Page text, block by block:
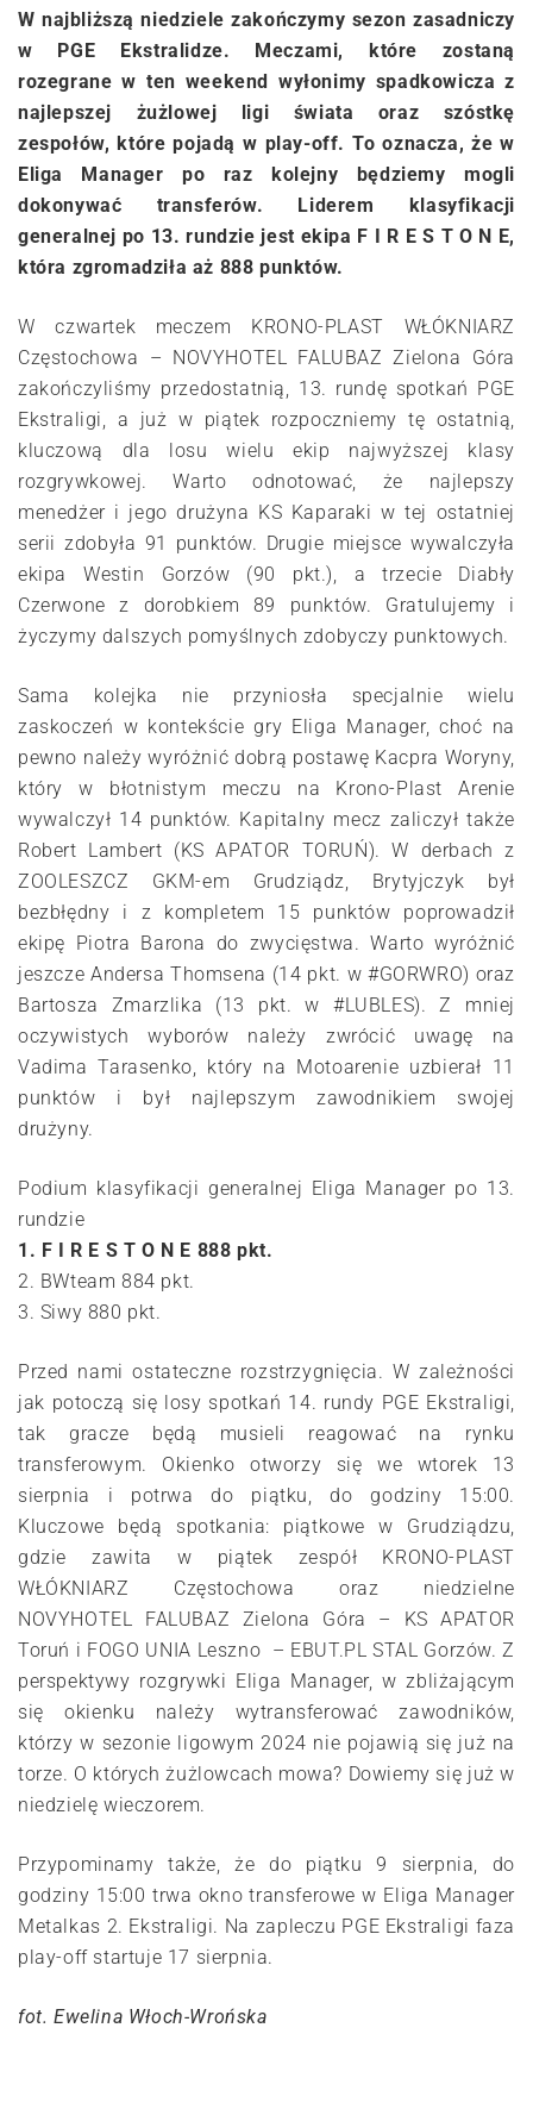
W najbliższą niedziele zakończymy sezon zasadniczy
w PGE Ekstralidze. Meczami, które zostaną
rozegrane w ten weekend wyłonimy spadkowicza z
najlepszej żużlowej ligi świata oraz szóstkę
zespołów, które pojadą w play-off. To oznacza, że w
Eliga Manager po raz kolejny będziemy mogli
dokonywać transferów. Liderem klasyfikacji
generalnej po 13. rundzie jest ekipa F I R E S T O N E,
która zgromadziła aż 888 punktów.
W czwartek meczem KRONO-PLAST WŁÓKNIARZ
Częstochowa – NOVYHOTEL FALUBAZ Zielona Góra
zakończyliśmy przedostatnią, 13. rundę spotkań PGE
Ekstraligi, a już w piątek rozpoczniemy tę ostatnią,
kluczową dla losu wielu ekip najwyższej klasy
rozgrywkowej. Warto odnotować, że najlepszy
menedżer i jego drużyna KS Kaparaki w tej ostatniej
serii zdobyła 91 punktów. Drugie miejsce wywalczyła
ekipa Westin Gorzów (90 pkt.), a trzecie Diabły
Czerwone z dorobkiem 89 punktów. Gratulujemy i
życzymy dalszych pomyślnych zdobyczy punktowych.
Sama kolejka nie przyniosła specjalnie wielu
zaskoczeń w kontekście gry Eliga Manager, choć na
pewno należy wyróżnić dobrą postawę Kacpra Woryny,
który w błotnistym meczu na Krono-Plast Arenie
wywalczył 14 punktów. Kapitalny mecz zaliczył także
Robert Lambert (KS APATOR TORUŃ). W derbach z
ZOOLESZCZ GKM-em Grudziądz, Brytyjczyk był
bezbłędny i z kompletem 15 punktów poprowadził
ekipę Piotra Barona do zwycięstwa. Warto wyróżnić
jeszcze Andersa Thomsena (14 pkt. w #GORWRO) oraz
Bartosza Zmarzlika (13 pkt. w #LUBLES). Z mniej
oczywistych wyborów należy zwrócić uwagę na
Vadima Tarasenko, który na Motoarenie uzbierał 11
punktów i był najlepszym zawodnikiem swojej
drużyny.
Podium klasyfikacji generalnej Eliga Manager po 13.
rundzie
1. F I R E S T O N E 888 pkt.
2. BWteam 884 pkt.
3. Siwy 880 pkt.
Przed nami ostateczne rozstrzygnięcia. W zależności
jak potoczą się losy spotkań 14. rundy PGE Ekstraligi,
tak gracze będą musieli reagować na rynku
transferowym. Okienko otworzy się we wtorek 13
sierpnia i potrwa do piątku, do godziny 15:00.
Kluczowe będą spotkania: piątkowe w Grudziądzu,
gdzie zawita w piątek zespół KRONO-PLAST
WŁÓKNIARZ Częstochowa oraz niedzielne
NOVYHOTEL FALUBAZ Zielona Góra – KS APATOR
Toruń i FOGO UNIA Leszno – EBUT.PL STAL Gorzów. Z
perspektywy rozgrywki Eliga Manager, w zbliżającym
się okienku należy wytransferować zawodników,
którzy w sezonie ligowym 2024 nie pojawią się już na
torze. O których żużlowcach mowa? Dowiemy się już w
niedzielę wieczorem.
Przypominamy także, że do piątku 9 sierpnia, do
godziny 15:00 trwa okno transferowe w Eliga Manager
Metalkas 2. Ekstraligi. Na zapleczu PGE Ekstraligi faza
play-off startuje 17 sierpnia.
fot. Ewelina Włoch-Wrońska